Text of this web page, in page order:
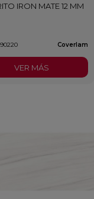
IRON MATE 12 MM
Coverlam
VER MÁS